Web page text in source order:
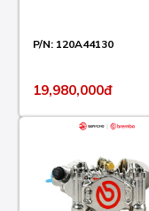
P/N: 120A44130
19,980,000đ